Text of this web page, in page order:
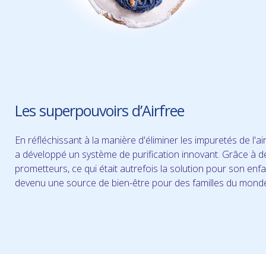
Les superpouvoirs d’Airfree
En réfléchissant à la manière d'éliminer les impuretés de
a développé un système de purification innovant. Grâce à
prometteurs, ce qui était autrefois la solution pour son
devenu une source de bien-être pour des familles du